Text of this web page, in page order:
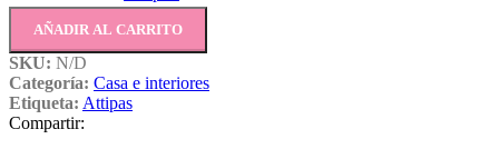
AÑADIR AL CARRITO
SKU: N/D
Categoría: Casa e interiores
Etiqueta: Attipas
Compartir: